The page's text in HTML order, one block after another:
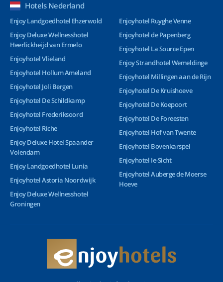
Hotels Nederland
Enjoy Landgoedhotel Ehzerwold
Enjoy Deluxe Wellnesshotel
Heerlickheijd van Ermelo
Enjoyhotel Vlieland
Enjoyhotel Hollum Ameland
Enjoyhotel Joli Bergen
Enjoyhotel De Schildkamp
Enjoyhotel Frederiksoord
Enjoyhotel Riche
Enjoy Deluxe Hotel Spaander
Volendam
Enjoy Landgoedhotel Lunia
Enjoyhotel Astoria Noordwijk
Enjoy Deluxe Wellnesshotel
Groningen
Enjoyhotel Ruyghe Venne
Enjoyhotel de Papenberg
Enjoyhotel La Source Epen
Enjoy Strandhotel Wemeldinge
Enjoyhotel Millingen aan de Rijn
Enjoyhotel De Kruishoeve
Enjoyhotel De Koepoort
Enjoyhotel De Foreesten
Enjoyhotel Hof van Twente
Enjoyhotel Bovenkarspel
Enjoyhotel Ie-Sicht
Enjoyhotel Auberge de Moerse
Hoeve